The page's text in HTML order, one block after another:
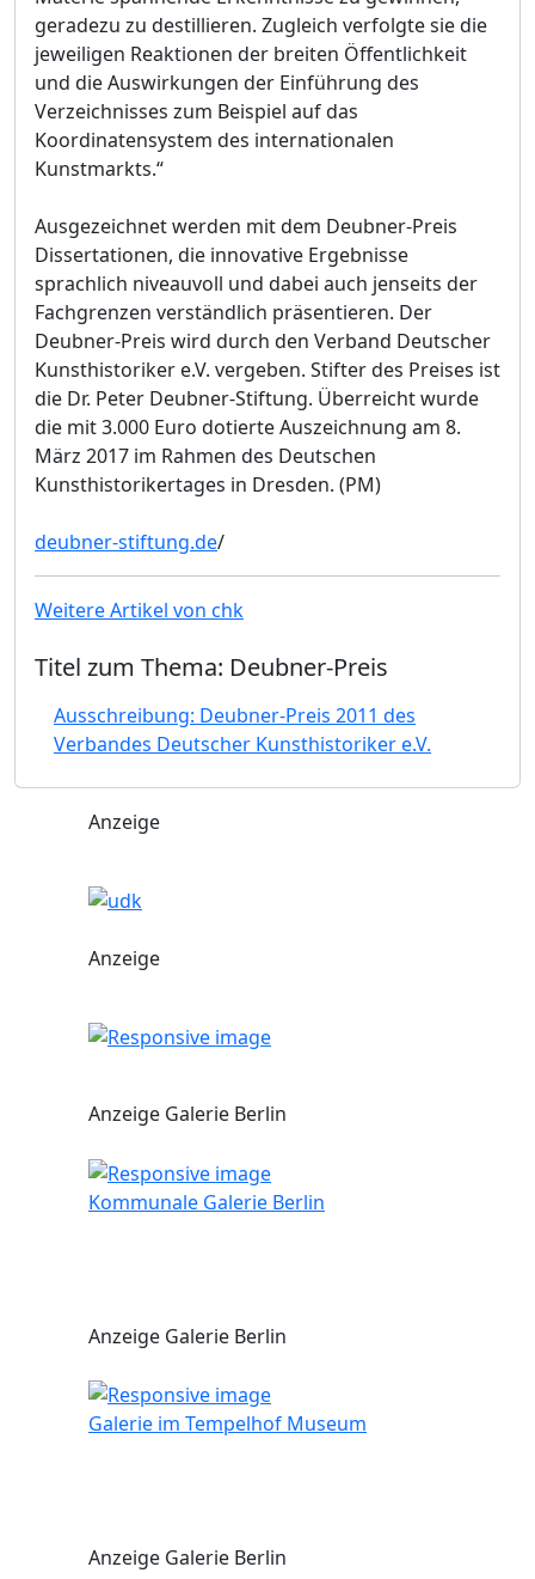
geradezu zu destillieren. Zugleich verfolgte sie die
jeweiligen Reaktionen der breiten Öffentlichkeit
und die Auswirkungen der Einführung des
Verzeichnisses zum Beispiel auf das
Koordinatensystem des internationalen
Kunstmarkts.“
Ausgezeichnet werden mit dem Deubner-Preis
Dissertationen, die innovative Ergebnisse
sprachlich niveauvoll und dabei auch jenseits der
Fachgrenzen verständlich präsentieren. Der
Deubner-Preis wird durch den Verband Deutscher
Kunsthistoriker e.V. vergeben. Stifter des Preises ist
die Dr. Peter Deubner-Stiftung. Überreicht wurde
die mit 3.000 Euro dotierte Auszeichnung am 8.
März 2017 im Rahmen des Deutschen
Kunsthistorikertages in Dresden. (PM)
deubner-stiftung.de/
Weitere Artikel von chk
Titel zum Thema: Deubner-Preis
Ausschreibung: Deubner-Preis 2011 des
Verbandes Deutscher Kunsthistoriker e.V.
Anzeige
Anzeige
Anzeige Galerie Berlin
Kommunale Galerie Berlin
Anzeige Galerie Berlin
Galerie im Tempelhof Museum
Anzeige Galerie Berlin